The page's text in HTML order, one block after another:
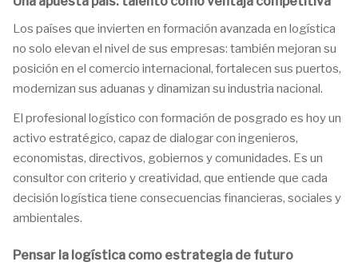
Los países que invierten en formación avanzada en logística
no solo elevan el nivel de sus empresas: también mejoran su
posición en el comercio internacional, fortalecen sus puertos,
modernizan sus aduanas y dinamizan su industria nacional.
El profesional logístico con formación de posgrado es hoy un
activo estratégico, capaz de dialogar con ingenieros,
economistas, directivos, gobiernos y comunidades. Es un
consultor con criterio y creatividad, que entiende que cada
decisión logística tiene consecuencias financieras, sociales y
ambientales.
Pensar la logística como estrategia de futuro